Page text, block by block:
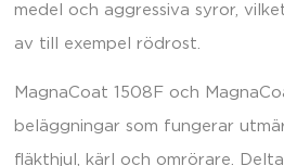
medel och aggressiva syror,
av till exempel rödrost.
MagnaCoat 1508F och
beläggningar som fungerar
fläkthjul, kärl och omrörare.